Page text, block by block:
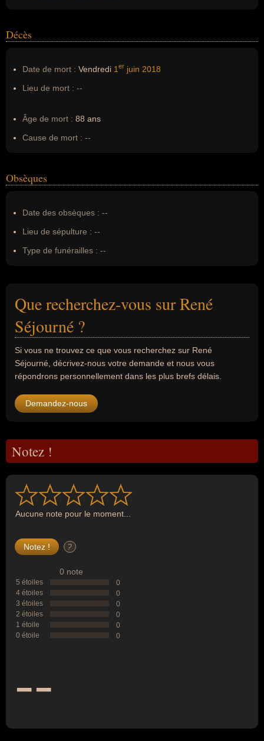
Décès
Date de mort : Vendredi 1 er juin 2018
Lieu de mort : --
Âge de mort : 88 ans
Cause de mort : --
Obsèques
Date des obsèques : --
Lieu de sépulture : --
Type de funérailles : --
Que recherchez-vous sur René
Séjourné ?
Si vous ne trouvez ce que vous recherchez sur René
Séjourné, décrivez-nous votre demande et nous vous
répondrons personnellement dans les plus brefs délais.
Demandez-nous
Notez !
Aucune note pour le moment...
?
0 note
5 étoiles
0
4 étoiles
0
3 étoiles
0
2 étoiles
0
1 étoile
0
0 étoile
0
--